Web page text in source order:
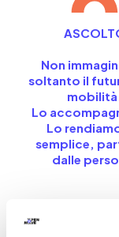
Non
soltanto il
Lo
Lo
semplice,
dalle